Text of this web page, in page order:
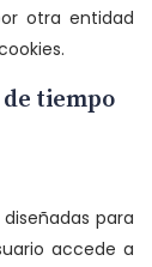
otra entidad
de tiempo
para
accede a